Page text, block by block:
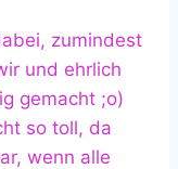
zumindest
und ehrlich
gemacht ;o)
so toll, da
wenn alle